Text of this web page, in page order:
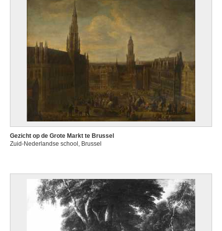
Gezicht op de Grote Markt te Brussel
Zuid-Nederlandse school, Brussel